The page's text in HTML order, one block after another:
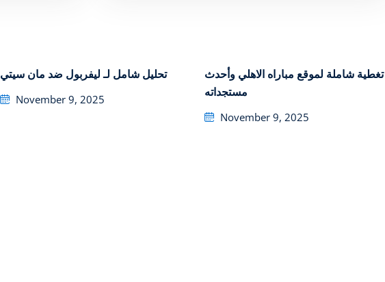
تحليل شامل لـ ليفربول ضد مان سيتي
Posted
November 9, 2025
تغطية شاملة لموقع مباراه الاهلي وأحدث
مستجداته
Posted
November 9, 2025